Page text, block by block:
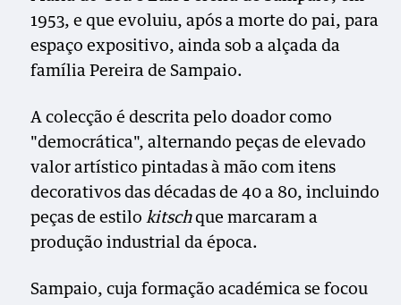
1953, e que evoluiu, após a morte do pai, para
espaço expositivo, ainda sob a alçada da
família Pereira de Sampaio.
A colecção é descrita pelo doador como
"democrática", alternando peças de elevado
valor artístico pintadas à mão com itens
decorativos das décadas de 40 a 80, incluindo
peças de estilokitschque marcaram a
produção industrial da época.
Sampaio, cuja formação académica se focou